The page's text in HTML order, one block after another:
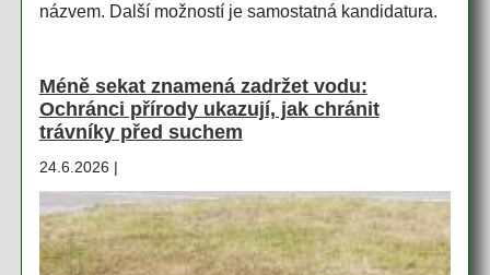
názvem. Další možností je samostatná kandidatura.
Méně sekat znamená zadržet vodu:
Ochránci přírody ukazují, jak chránit
trávníky před suchem
24.6.2026 |